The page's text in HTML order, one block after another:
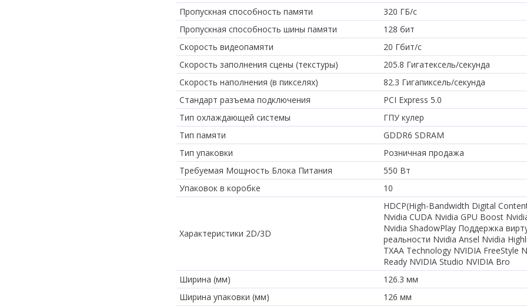
Пропускная способность памяти
320 ГБ/с
Пропускная способность шины памяти
128 бит
Скорость видеопамяти
20 Гбит/с
Скорость заполнения сцены (текстуры)
205.8 Гигатексель/секунда
Скорость наполнения (в пикселях)
82.3 Гигапиксель/секунда
Стандарт разъема подключения
PCI Express 5.0
Тип охлаждающей системы
ГПУ кулер
Тип памяти
GDDR6 SDRAM
Тип упаковки
Розничная продажа
Требуемая Мощность Блока Питания
550 Вт
Упаковок в коробке
10
Характеристики 2D/3D
HDCP(High-Bandwidth Digital
Nvidia CUDA Nvidia GPU Boost
Nvidia ShadowPlay Поддержка
реальности Nvidia Ansel Nvidia
TXAA Technology NVIDIA FreeStyle
Ready NVIDIA Studio NVIDIA Bro
Ширина (мм)
126.3 мм
Ширина упаковки (мм)
126 мм